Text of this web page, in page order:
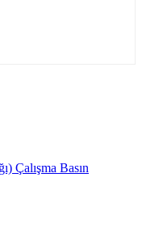
Çalışma Basın